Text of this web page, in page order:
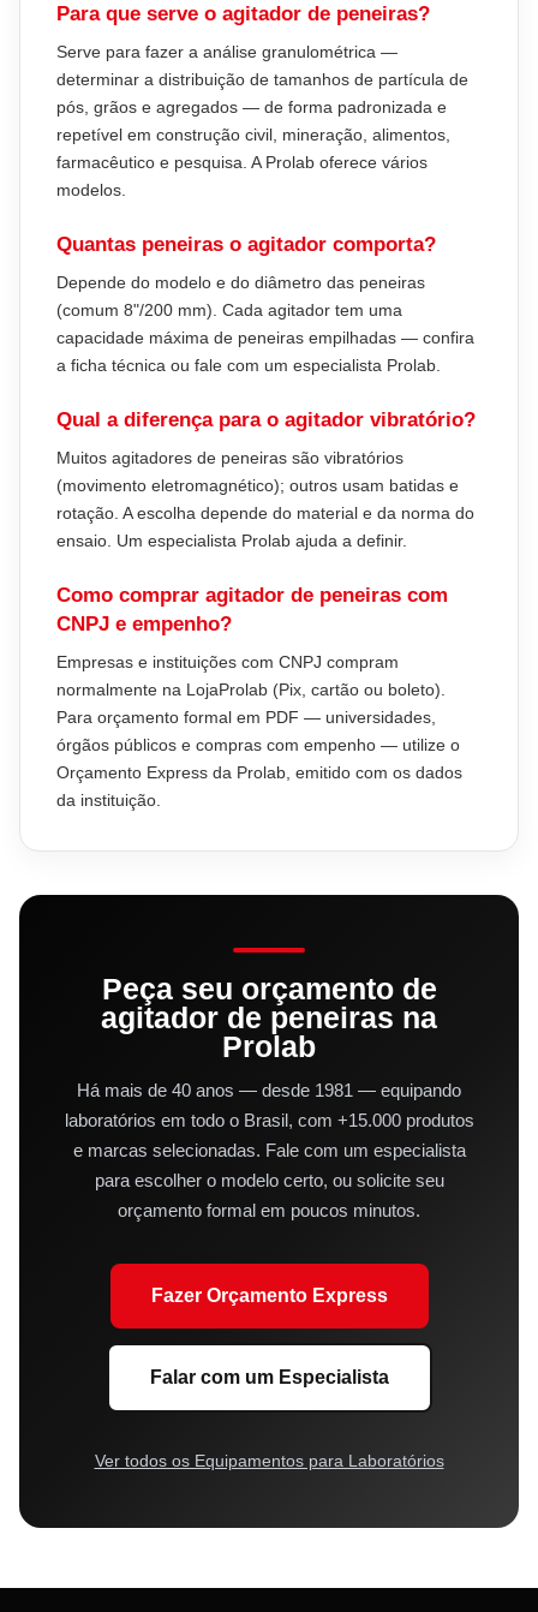
Para que serve o agitador de peneiras?
Serve para fazer a análise granulométrica —
determinar a distribuição de tamanhos de partícula de
pós, grãos e agregados — de forma padronizada e
repetível em construção civil, mineração, alimentos,
farmacêutico e pesquisa. A Prolab oferece vários
modelos.
Quantas peneiras o agitador comporta?
Depende do modelo e do diâmetro das peneiras
(comum 8"/200 mm). Cada agitador tem uma
capacidade máxima de peneiras empilhadas — confira
a ficha técnica ou fale com um especialista Prolab.
Qual a diferença para o agitador vibratório?
Muitos agitadores de peneiras são vibratórios
(movimento eletromagnético); outros usam batidas e
rotação. A escolha depende do material e da norma do
ensaio. Um especialista Prolab ajuda a definir.
Como comprar agitador de peneiras com
CNPJ e empenho?
Empresas e instituições com CNPJ compram
normalmente na LojaProlab (Pix, cartão ou boleto).
Para orçamento formal em PDF — universidades,
órgãos públicos e compras com empenho — utilize o
Orçamento Express da Prolab, emitido com os dados
da instituição.
Peça seu orçamento de
agitador de peneiras na
Prolab
Há mais de 40 anos — desde 1981 — equipando
laboratórios em todo o Brasil, com +15.000 produtos
e marcas selecionadas. Fale com um especialista
para escolher o modelo certo, ou solicite seu
orçamento formal em poucos minutos.
Fazer Orçamento Express
Falar com um Especialista
Ver todos os Equipamentos para Laboratórios